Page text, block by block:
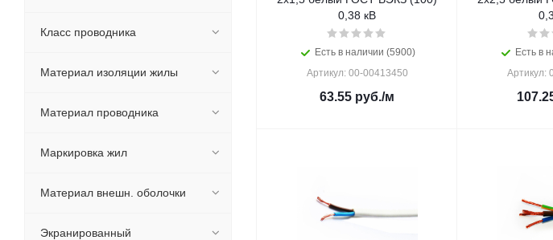
0,38 кВ
Есть в наличии (5900)
Артикул: 00-00413450
63.55 руб./м
Есть в
Артикул:
Класс проводника
Материал изоляции жилы
Материал проводника
Маркировка жил
Материал внешн. оболочки
Экранированный